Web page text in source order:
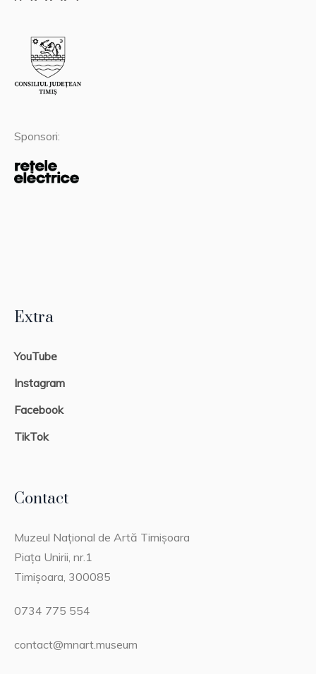
Sponsori:
Extra
YouTube
Instagram
Facebook
TikTok
Contact
Muzeul Național de Artă Timișoara
Piața Unirii, nr.1
Timișoara, 300085
0734 775 554
contact@mnart.museum